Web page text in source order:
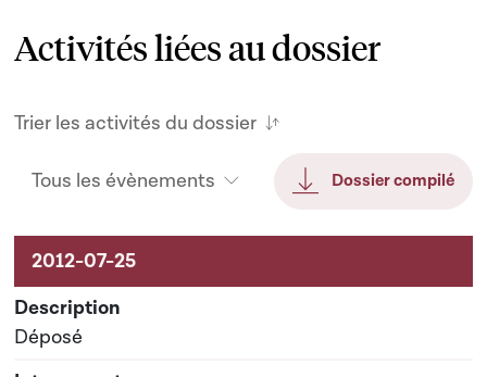
Activités liées au dossier
Trier les activités du dossier
Tous les évènements Dossier compilé
Activités liées au dossier
Déposé